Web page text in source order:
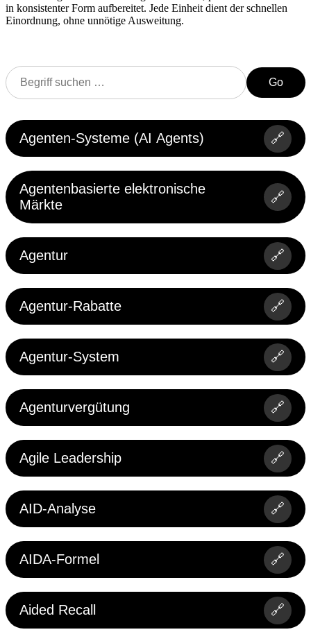
in konsistenter Form aufbereitet. Jede Einheit dient der schnellen
Einordnung, ohne unnötige Ausweitung.
Go
Agenten-Systeme (AI Agents) 🔗
Agentenbasierte elektronische
Märkte
🔗
Agentur 🔗
Agentur-Rabatte 🔗
Agentur-System 🔗
Agenturvergütung 🔗
Agile Leadership 🔗
AID-Analyse 🔗
AIDA-Formel 🔗
Aided Recall 🔗